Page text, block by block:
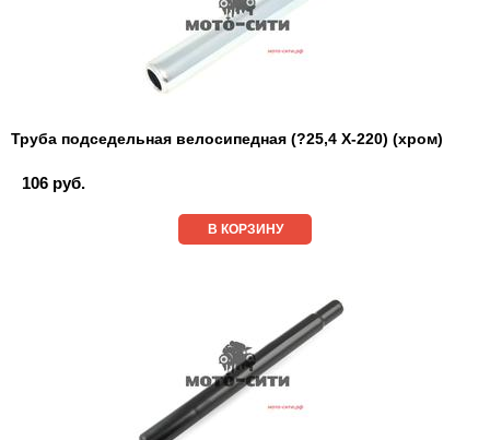
Труба подседельная велосипедная (?25,4 Х-220) (хром)
106 руб.
В КОРЗИНУ